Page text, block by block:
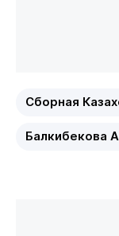
Сборная
Балкибекова